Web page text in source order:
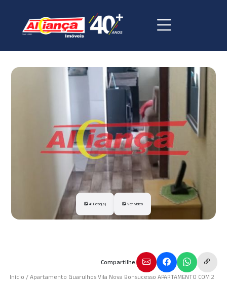
41 Foto(s) Ver vídeo
Compartilhe.
Início /Apartamento Guarulhos Vila Nova Bonsucesso APARTAMENTO COM 2